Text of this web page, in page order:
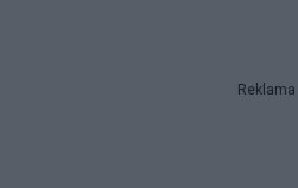
Reklama